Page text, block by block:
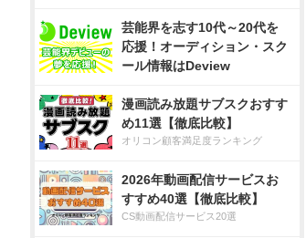
芸能界を志す10代～20代を
応援！オーディション・スク
ール情報はDeview
漫画読み放題サブスクおすす
め11選【徹底比較】
オリコン顧客満足度ランキング
2026年動画配信サービスお
すすめ40選【徹底比較】
CS動画配信サービス20選